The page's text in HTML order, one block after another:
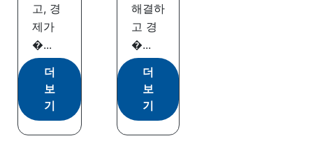
고, 경
제가
�...
더
보
기
해결하
고 경
�...
더
보
기